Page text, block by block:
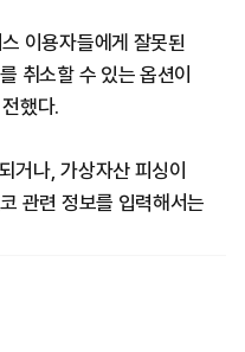
이용자들에게 잘못된
취소할 수 있는 옵션이
했다.
거나, 가상자산 피싱이
관련 정보를 입력해서는